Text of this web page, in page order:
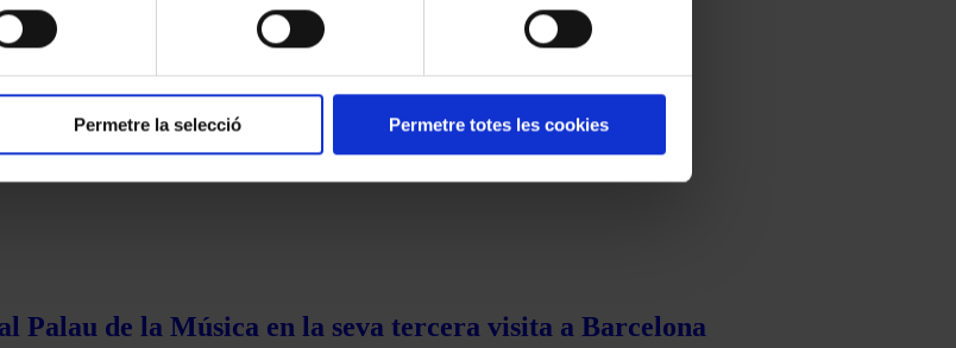
Permetre la selecció Permetre totes les cookies
Palau de la Música en la seva tercera visita a Barcelona